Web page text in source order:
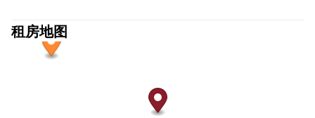
租房地图